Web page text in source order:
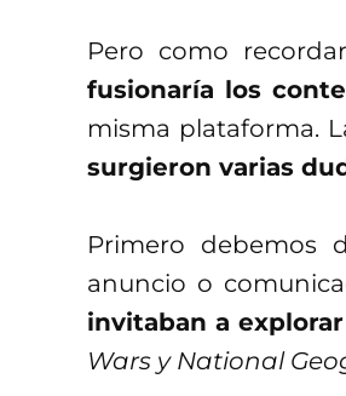
Pero como
fusionaría los
misma plataforma.
surgieron varias
Primero debemos
anuncio o
invitaban a
Wars y National